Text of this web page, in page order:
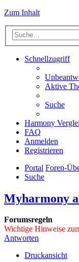
Zum Inhalt
Schnellzugriff
Aktive
Suche
Harmony
FAQ
Anmelden
Registrieren
Portal Foren-
Suche
Myharmony
Forumsregeln
Wichtige Hinweise
Antworten
Druckansicht